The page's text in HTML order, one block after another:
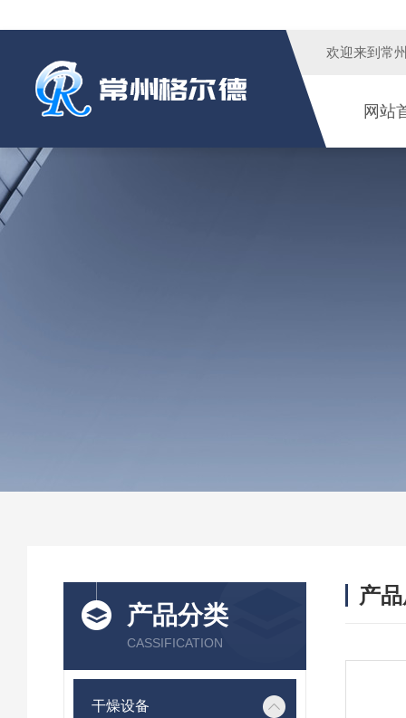
欢迎来到 常
网站
产品分类
CASSIFICATION
干燥设备
产